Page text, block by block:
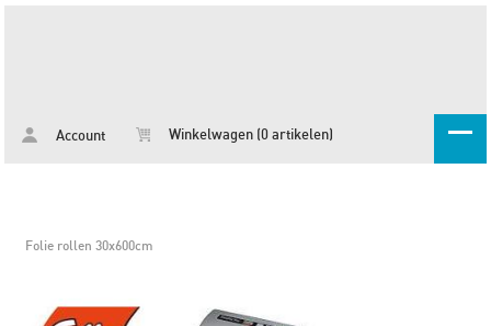
Account Winkelwagen (0 artikelen)
Folie rollen 30x600cm